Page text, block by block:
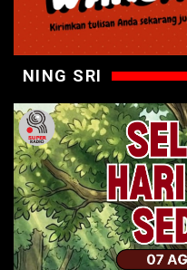
NING SRI